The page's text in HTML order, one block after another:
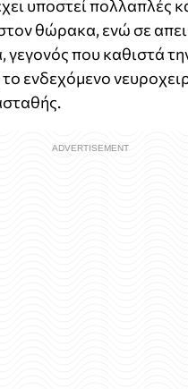
υποστεί πολλαπλές
θώρακα, ενώ σε
που καθιστά
το ενδεχόμενο